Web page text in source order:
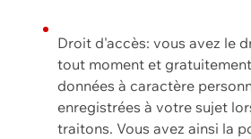
Droit d'accès: vous avez le
tout moment et
données à caractère
enregistrées à votre sujet
traitons. Vous avez ainsi la